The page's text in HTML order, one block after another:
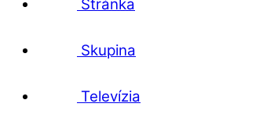
Stránka
Skupina
Televízia